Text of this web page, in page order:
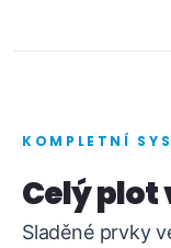
KOMPLETNÍ
Celý plot
Sladěné prvky